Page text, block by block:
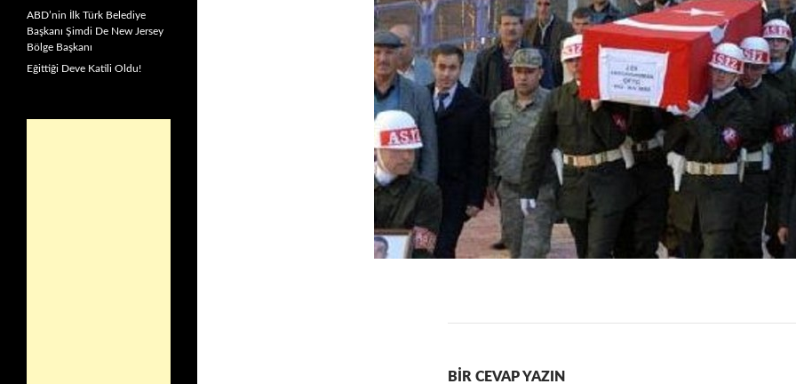
BIR CEVAP YAZIN
ABD’nin İlk Türk Belediye
Başkanı Şimdi De New Jersey
Bölge Başkanı
Eğittiği Deve Katili Oldu!